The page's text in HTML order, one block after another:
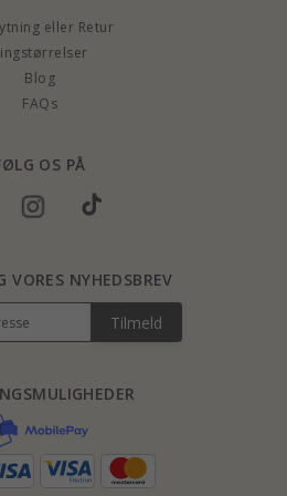
eller Retur
Blog
FAQs
OS PÅ
VORES NYHEDSBREV
Tilmeld